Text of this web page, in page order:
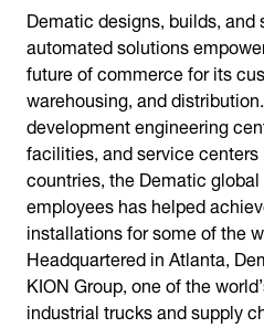
Dematic designs, builds,
automated solutions
future of commerce for its
warehousing, and
development engineering
facilities, and service
countries, the Dematic
employees has helped
installations for some of the
Headquartered in Atlanta,
KION Group, one of the
industrial trucks and supply